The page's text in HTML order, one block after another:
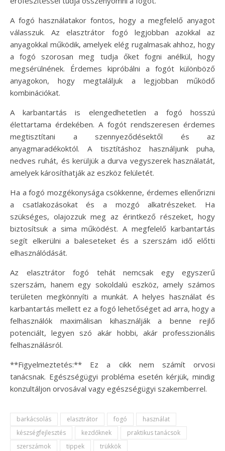
A fogó használatakor fontos, hogy a megfelelő anyagot
válasszuk. Az elasztrátor fogó legjobban azokkal az
anyagokkal működik, amelyek elég rugalmasak ahhoz, hogy
a fogó szorosan meg tudja őket fogni anélkül, hogy
megsérülnének. Érdemes kipróbálni a fogót különböző
anyagokon, hogy megtaláljuk a legjobban működő
kombinációkat.
A karbantartás is elengedhetetlen a fogó hosszú
élettartama érdekében. A fogót rendszeresen érdemes
megtisztítani a szennyeződésektől és az
anyagmaradékoktól. A tisztításhoz használjunk puha,
nedves ruhát, és kerüljük a durva vegyszerek használatát,
amelyek károsíthatják az eszköz felületét.
Ha a fogó mozgékonysága csökkenne, érdemes ellenőrizni
a csatlakozásokat és a mozgó alkatrészeket. Ha
szükséges, olajozzuk meg az érintkező részeket, hogy
biztosítsuk a sima működést. A megfelelő karbantartás
segít elkerülni a baleseteket és a szerszám idő előtti
elhasználódását.
Az elasztrátor fogó tehát nemcsak egy egyszerű
szerszám, hanem egy sokoldalú eszköz, amely számos
területen megkönnyíti a munkát. A helyes használat és
karbantartás mellett ez a fogó lehetőséget ad arra, hogy a
felhasználók maximálisan kihasználják a benne rejlő
potenciált, legyen szó akár hobbi, akár professzionális
felhasználásról.
**Figyelmeztetés:** Ez a cikk nem számít orvosi
tanácsnak. Egészségügyi probléma esetén kérjük, mindig
konzultáljon orvosával vagy egészségügyi szakemberrel.
barkácsolás elasztrátor fogó
használat
készségfejlesztés
kezdőknek
praktikus tanácsok
szerszámok
tippek trükkök